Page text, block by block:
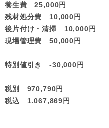
養生費 25,000円
残材処分費 10,000円
後片付け・清掃 10,000円
現場管理費 50,000円
特別値引き -30,000円
税別 970,790円
税込 1.067,869円